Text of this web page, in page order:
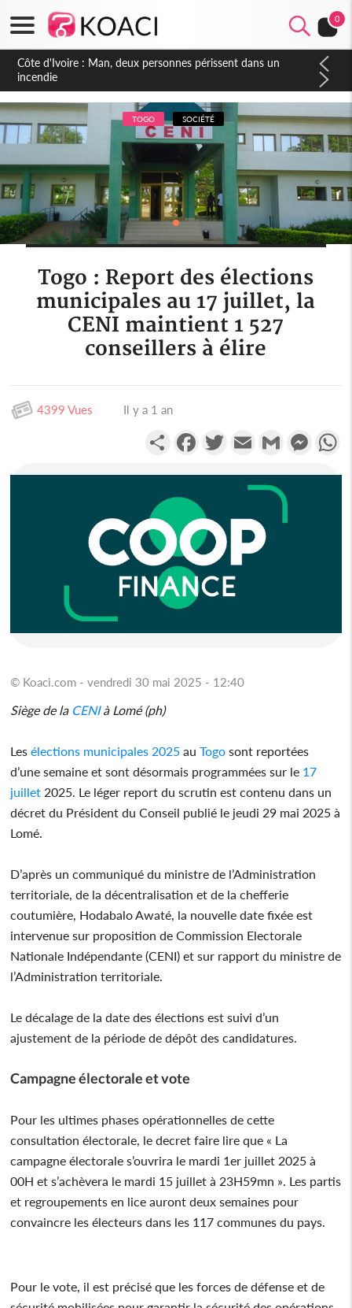
0
Côte d'Ivoire : Séileu, la célébration de la fête nationale
transformée en vaste campagne contre les produits
dépigmentants dangereux
TOGO SOCIÉTÉ
Togo : Report des élections
municipales au 17 juillet, la
CENI maintient 1 527
conseillers à élire
4399 Vues Il y a 1 an
PartagerFacebookTwitterEmail Gmail
© Koaci.com - vendredi 30 mai 2025 - 12:40
Siège de laCENIà Lomé (ph)
Les élections municipales 2025 auTogo sont reportées
d’une semaine et sont désormais programmées sur le 17
juillet 2025. Le léger report du scrutin est contenu dans un
décret du Président du Conseil publié le jeudi 29 mai 2025 à
Lomé.
D’après un communiqué du ministre de l’Administration
territoriale, de la décentralisation et de la chefferie
coutumière, Hodabalo Awaté, la nouvelle date fixée est
intervenue sur proposition de Commission Electorale
Nationale Indépendante (CENI) et sur rapport du ministre de
l’Administration territoriale.
Le décalage de la date des élections est suivi d’un
ajustement de la période de dépôt des candidatures.
Campagne électorale et vote
Pour les ultimes phases opérationnelles de cette
consultation électorale, le decret faire lire que « La
campagne électorale s’ouvrira le mardi 1er juillet 2025 à
00H et s’achèvera le mardi 15 juillet à 23H59mn ». Les partis
et regroupements en lice auront deux semaines pour
convaincre les électeurs dans les 117 communes du pays.
Pour le vote, il est précisé que les forces de défense et de